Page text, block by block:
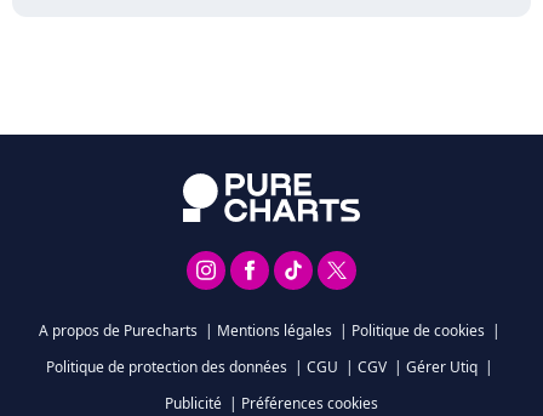
A propos de Purecharts | Mentions légales | Politique de cookies |
Politique de protection des données | CGU | CGV | Gérer Utiq |
Publicité | Préférences cookies